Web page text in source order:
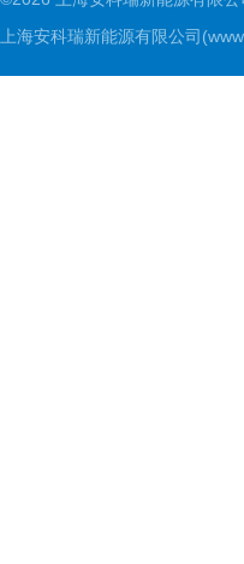
上海安科瑞新能源有限公司